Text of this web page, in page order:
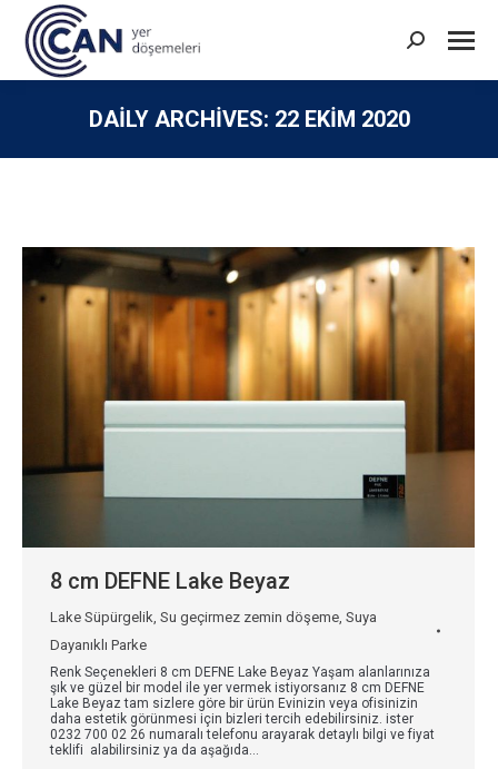
Search:
DAILY ARCHIVES: 22 EKIM 2020
8 cm DEFNE Lake Beyaz
Lake Süpürgelik, Su geçirmez zemin döşeme, Suya
Dayanıklı Parke
Renk Seçenekleri 8 cm DEFNE Lake Beyaz Yaşam alanlarınıza
şık ve güzel bir model ile yer vermek istiyorsanız 8 cm DEFNE
Lake Beyaz tam sizlere göre bir ürün Evinizin veya ofisinizin
daha estetik görünmesi için bizleri tercih edebilirsiniz. ister
0232 700 02 26 numaralı telefonu arayarak detaylı bilgi ve fiyat
teklifi alabilirsiniz ya da aşağıda…